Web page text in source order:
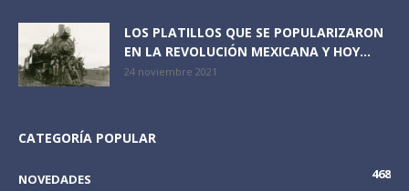
LOS PLATILLOS QUE SE POPULARIZARON
EN LA REVOLUCIÓN MEXICANA Y HOY...
24 noviembre 2021
CATEGORÍA POPULAR
NOVEDADES
468